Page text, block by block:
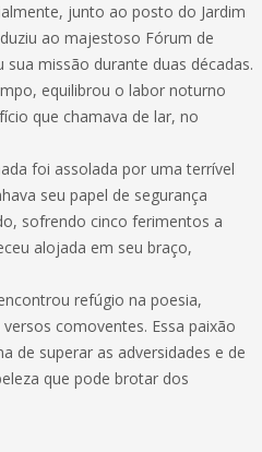
junto ao posto do Jardim
ao majestoso Fórum de
sua missão durante duas décadas.
equilibrou o labor noturno
que chamava de lar, no
foi assolada por uma terrível
seu papel de segurança
sofrendo cinco ferimentos a
alojada em seu braço,
refúgio na poesia,
comoventes. Essa paixão
de superar as adversidades e de
que pode brotar dos